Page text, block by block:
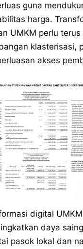
guna
harga.
UMKM perlu
klasterisasi,
akses
digital
daya
pasok lokal dan